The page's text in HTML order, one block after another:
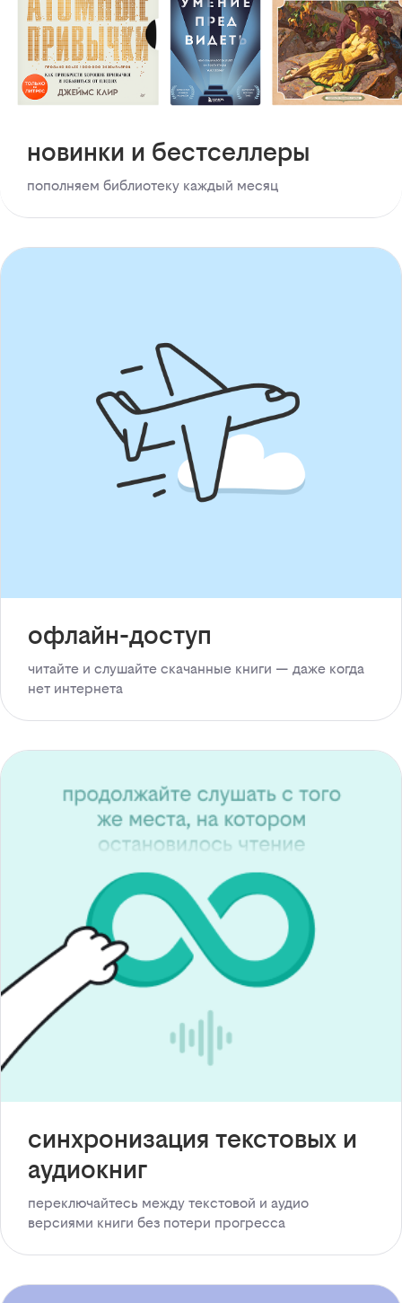
новинки и бестселлеры
пополняем библиотеку каждый месяц
офлайн-доступ
читайте и слушайте скачанные книги — даже когда
нет интернета
синхронизация текстовых и
аудиокниг
переключайтесь между текстовой и аудио
версиями книги без потери прогресса